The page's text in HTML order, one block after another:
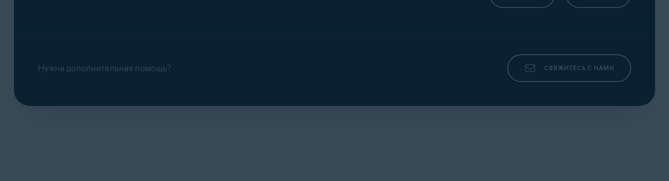
Нужна дополнительная помощь? СВЯЖИТЕСЬ С НАМИ